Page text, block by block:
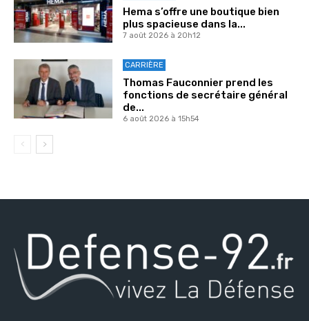
Hema s’offre une boutique bien
plus spacieuse dans la...
7 août 2026 à 20h12
CARRIÈRE
Thomas Fauconnier prend les
fonctions de secrétaire général
de...
6 août 2026 à 15h54